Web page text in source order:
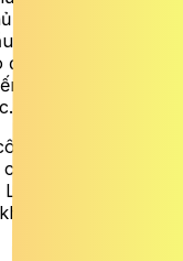
ban hành Danh
tư phát triển,
khuyến khích
lược và Danh
nghệ (Bộ
Danh mục nêu
Công nghệ
thi và hiệu quả